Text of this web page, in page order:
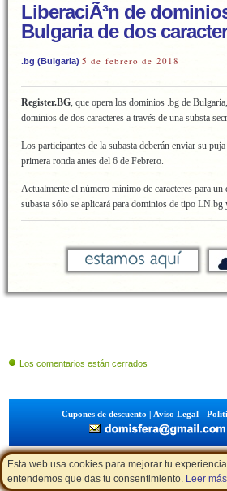
Esta web usa cookies para mejorar tu
entendemos que das tu consentimiento. Leer más
LiberaciÃ³n de
Bulgaria de dos
.bg (Bulgaria) 5 de febrero de 2018
Register.BG, que opera los dominios .bg de
dominios de dos caracteres a través de una substa
Los participantes de la subasta deberán enviar su
primera ronda antes del 6 de Febrero.
Actualmente el número mínimo de caracteres para
subasta sólo se aplicará para dominios de tipo
Los comentarios están cerrados
Cupones de descuento | Aviso Legal -